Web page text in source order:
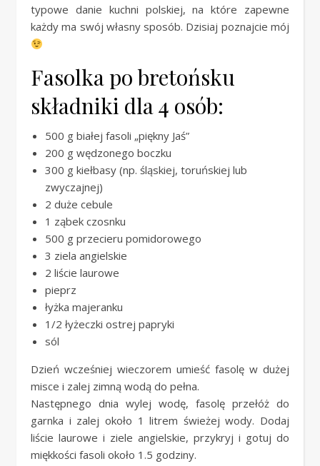
typowe danie kuchni polskiej, na które zapewne
każdy ma swój własny sposób. Dzisiaj poznajcie mój
Fasolka po bretońsku
składniki dla 4 osób:
500 g białej fasoli „piękny Jaś”
200 g wędzonego boczku
300 g kiełbasy (np. śląskiej, toruńskiej lub
zwyczajnej)
2 duże cebule
1 ząbek czosnku
500 g przecieru pomidorowego
3 ziela angielskie
2 liście laurowe
pieprz
łyżka majeranku
1/2 łyżeczki ostrej papryki
sól
Dzień wcześniej wieczorem umieść fasolę w dużej
misce i zalej zimną wodą do pełna.
Następnego dnia wylej wodę, fasolę przełóż do
garnka i zalej około 1 litrem świeżej wody. Dodaj
liście laurowe i ziele angielskie, przykryj i gotuj do
miękkości fasoli około 1.5 godziny.